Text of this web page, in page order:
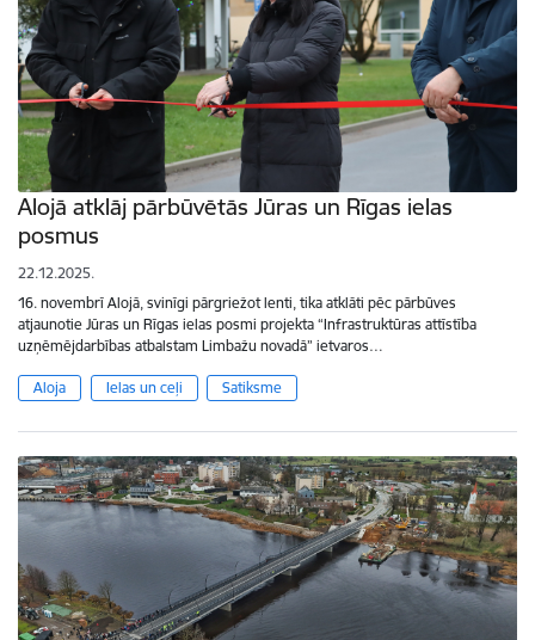
Alojā atklāj pārbūvētās Jūras un Rīgas ielas
posmus
22.12.2025.
16. novembrī Alojā, svinīgi pārgriežot lenti, tika atklāti pēc pārbūves
atjaunotie Jūras un Rīgas ielas posmi projekta “Infrastruktūras attīstība
uzņēmējdarbības atbalstam Limbažu novadā” ietvaros…
Aloja Ielas un ceļi Satiksme